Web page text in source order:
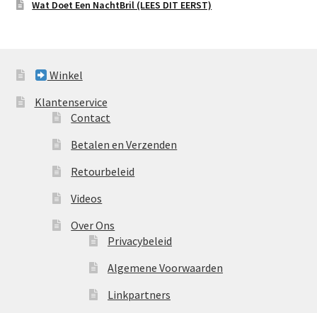
Wat Doet Een NachtBril (LEES DIT EERST)
Winkel
Klantenservice
Contact
Betalen en Verzenden
Retourbeleid
Videos
Over Ons
Privacybeleid
Algemene Voorwaarden
Linkpartners